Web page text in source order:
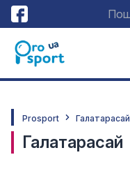
Prosport Галатарасай
Галатарасай